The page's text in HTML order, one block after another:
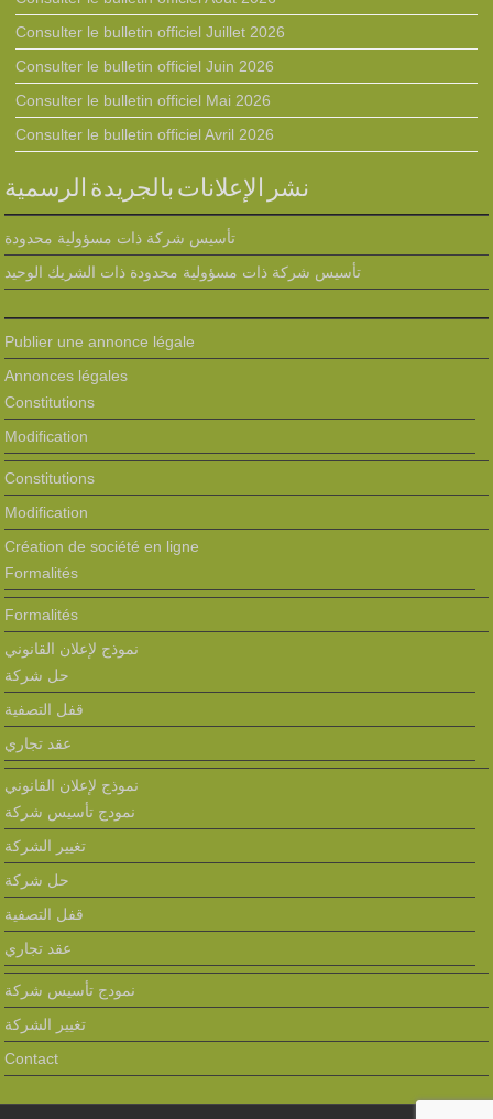
Consulter le bulletin officiel Juillet 2026
Consulter le bulletin officiel Juin 2026
Consulter le bulletin officiel Mai 2026
Consulter le bulletin officiel Avril 2026
نشر الإعلانات بالجريدة الرسمية
تأسيس شركة ذات مسؤولية محدودة
تأسيس شركة ذات مسؤولية محدودة ذات الشريك الوحيد
Publier une annonce légale
Annonces légales
Constitutions
Modification
Constitutions
Modification
Création de société en ligne
Formalités
Formalités
نموذج لإعلان القانوني
حل شركة
قفل التصفية
عقد تجاري
نموذج لإعلان القانوني
نمودج تأسيس شركة
تغيير الشركة
حل شركة
قفل التصفية
عقد تجاري
نمودج تأسيس شركة
تغيير الشركة
Contact